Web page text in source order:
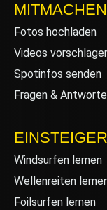
MITMACHEN
Fotos hochladen
Videos
Spotinfos senden
Fragen &
Windsurfen lernen
Wellenreiten
Foilsurfen lernen